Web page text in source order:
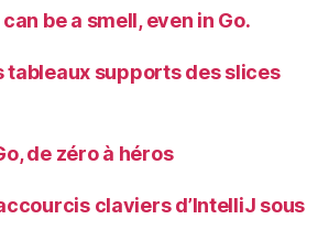
be a smell, even in Go.
tableaux supports des slices
de zéro à héros
claviers d’IntelliJ sous